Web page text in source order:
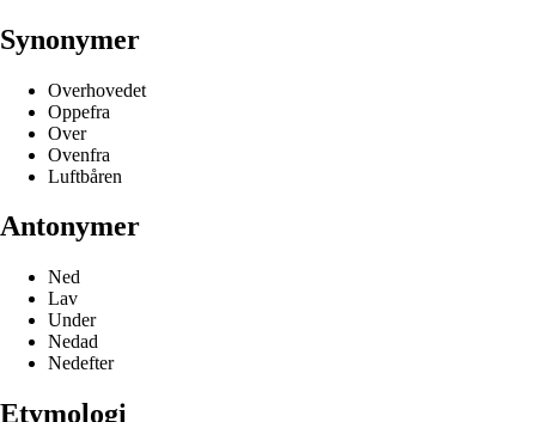
Synonymer
Overhovedet
Oppefra
Over
Ovenfra
Luftbåren
Antonymer
Ned
Lav
Under
Nedad
Nedefter
Etymologi